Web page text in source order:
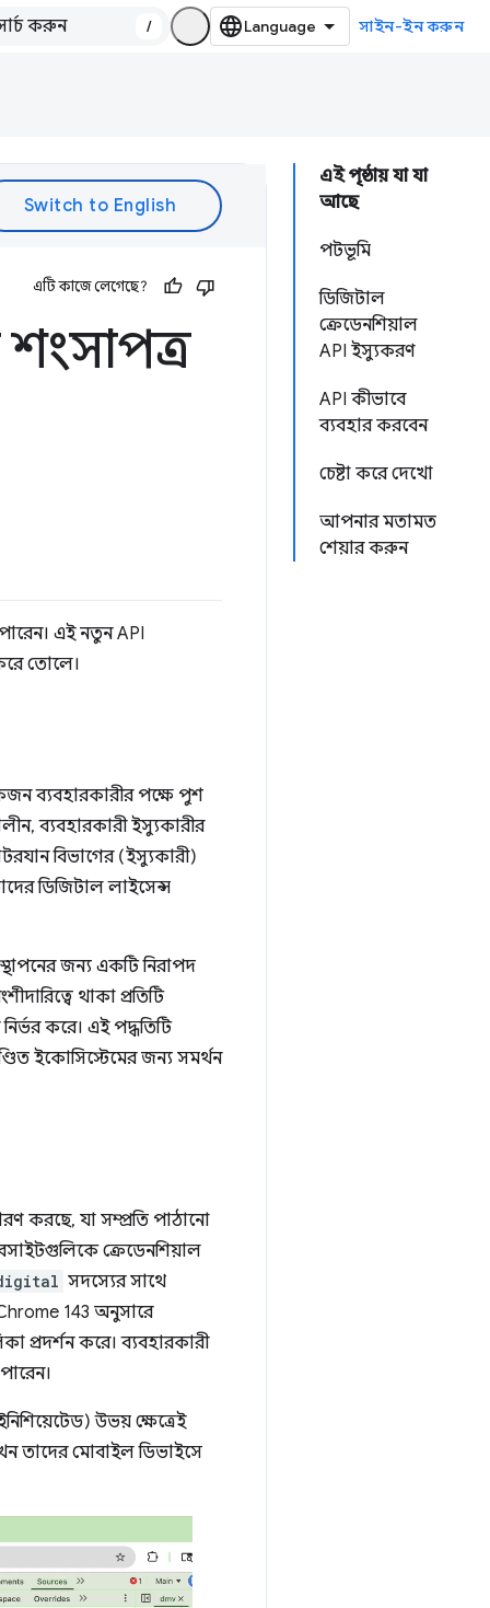
/ সাইন-ইন করুন
এই পৃষ্ঠায় যা যা
আছে
পটভূমি
ডিজিটাল
ক্রেডেনশিয়াল
API ইস্যুকরণ
API কীভাবে
ব্যবহার করবেন
চেষ্টা করে দেখো
আপনার মতামত
শেয়ার করুন
এটি কাজে লেগেছে?
এই নতুন API
তোলে।
ব্যবহারকারীর পক্ষে পুশ
ব্যবহারকারী ইস্যুকারীর
বিভাগের (ইস্যুকারী)
ডিজিটাল লাইসেন্স
জন্য একটি নিরাপদ
থাকা প্রতিটি
করে। এই পদ্ধতিটি
ইকোসিস্টেমের জন্য সমর্থন
করছে, যা সম্প্রতি পাঠানো
ক্রেডেনশিয়াল
সদস্যের সাথে
143 অনুসারে
প্রদর্শন করে। ব্যবহারকারী
উভয় ক্ষেত্রেই
তাদের মোবাইল ডিভাইসে